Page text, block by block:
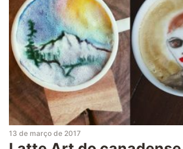
13 de março de 2017